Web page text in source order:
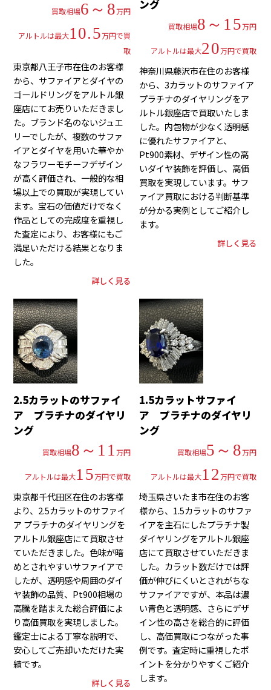
買取相場6～8万円
アルトルは最大10.5万円で買
取
東京都八王子市在住のお客様
から、サファイアとダイヤの
ゴールドリングをアルトル銀
座店にてお売りいただきまし
た。ブランド名のないジュエ
リーでしたが、複数のサファ
イアとダイヤを用いた華やか
なフラワーモチーフデザイン
が高く評価され、一般的な相
場以上での買取が実現してい
ます。宝石の価値だけでなく
作品としての完成度を重視し
た査定により、お客様にもご
満足いただける結果となりま
した。
詳しく見る
ング
買取相場8～15万円
アルトルは最大20万円で買取
神奈川県藤沢市在住のお客様
から、3カラットのサファイア
プラチナのダイヤリングをア
ルトル銀座店で買取いたしま
した。内包物が少なく透明感
に優れたサファイアと、
Pt900素材、デザイン性の高
いダイヤ装飾を評価し、高価
買取を実現しています。サフ
ァイア買取における判断基準
が分かる実例としてご紹介し
ます。
詳しく見る
2.5カラットのサファイ
ア プラチナのダイヤリ
ング
買取相場8～11万円
アルトルは最大15万円で買取
東京都千代田区在住のお客様
より、2.5カラットのサファイ
ア プラチナのダイヤリングを
アルトル銀座店にて買取させ
ていただきました。色味が暗
めとされやすいサファイアで
したが、透明感や周囲のダイ
ヤ装飾の品質、Pt900相場の
高騰を踏まえた総合評価によ
り高価買取を実現しました。
鑑定士による丁寧な説明で、
安心してご売却いただけた実
績です。
詳しく見る
1.5カラットサファイ
ア プラチナのダイヤリ
ング
買取相場5～8万円
アルトルは最大12万円で買取
埼玉県さいたま市在住のお客
様から、1.5カラットのサファ
イアを主石にしたプラチナ製
ダイヤリングをアルトル銀座
店にて買取させていただきま
した。カラット数だけでは評
価が伸びにくいとされがちな
サファイアですが、本品は濃
い青色と透明感、さらにデザ
イン性の高さを総合的に評価
し、高価買取につながった事
例です。査定時に重視したポ
イントを分かりやすくご紹介
します。